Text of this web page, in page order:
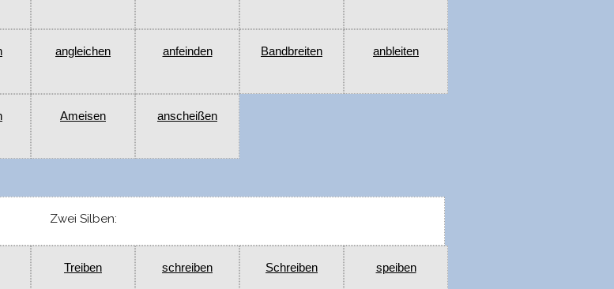
angleichen anfeinden Bandbreiten anbleiten
Ameisen anscheißen
Zwei Silben:
Treiben schreiben Schreiben speiben